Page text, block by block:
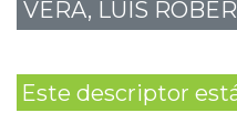
VERA, LUIS
Este descriptor